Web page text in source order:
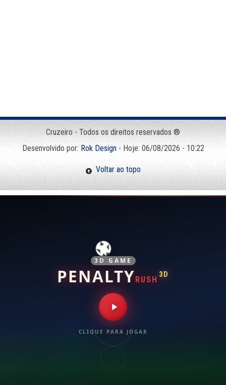
Cruzeiro - Todos os direitos reservados ®
Desenvolvido por: Rok Design- Hoje: 06/08/2026 - 10:22
Voltar ao topo
3D GAME
PENALTYRUSH
3D
CLIQUE PARA JOGAR